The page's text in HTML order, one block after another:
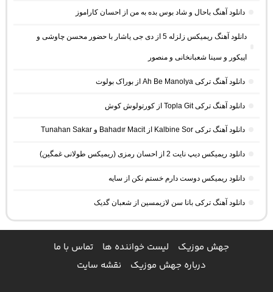
دانلود آهنگ باحال و شاد بوس بده به من از احسان کاراموز
دانلود آهنگ ریمیکس زلزله 5 از دی جی یاشار با حضور محسن چاوشی و
اپیکور و سینا شعبانخانی و منصور
دانلود آهنگ ترکی Ah Be Manolya از بوراک بولوت
دانلود آهنگ ترکی Topla Git از کورتولوش کوش
دانلود آهنگ ترکی Kalbine Sor از Bahadır Macit و Tunahan Sakar
دانلود ریمیکس دیپ نایت 2 از احسان رمزی (ریمیکس طولانی غمگین)
دانلود ریمیکس دوست دارم خستم نکن از سایه
دانلود آهنگ ترکی بانا سن لازیمسین از شعبان گدیک
جهش موزیک لیست خواننده ها
تماس با ما
درباره جهش موزیک
نقشه سایت